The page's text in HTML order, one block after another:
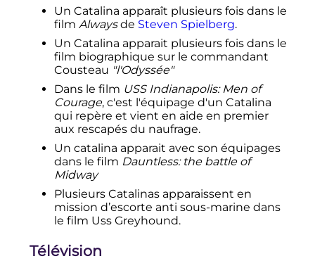
Un Catalina apparaît plusieurs fois dans le
film Alwaysde Steven Spielberg.
Un Catalina apparait plusieurs fois dans le
film biographique sur le commandant
Cousteau "l'Odyssée"
Dans le film USS Indianapolis: Men of
Courage, c'est l'équipage d'un Catalina
qui repère et vient en aide en premier
aux rescapés du naufrage.
Un catalina apparait avec son équipages
dans le film Dauntless: the battle of
Midway
Plusieurs Catalinas apparaissent en
mission d’escorte anti sous-marine dans
le film Uss Greyhound.
Télévision